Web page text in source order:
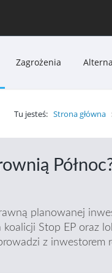
Zagrożenia
Tu jesteś: Strona główna
planowanej
Stop EP oraz
z